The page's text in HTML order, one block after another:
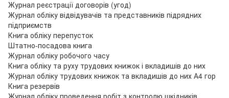
Журнал реєстрації договорів (угод)
Журнал обліку відвідувачів та представників підрядних
підприємств
Книга обліку перепусток
Штатно-посадова книга
Журнал обліку робочого часу
Книга обліку та руху трудових книжок і вкладишів до них
Журнал обліку трудових книжок та вкладишів до них А4 гор
Книга резервів
Журнал обліку проведення робіт з контролю шкідників